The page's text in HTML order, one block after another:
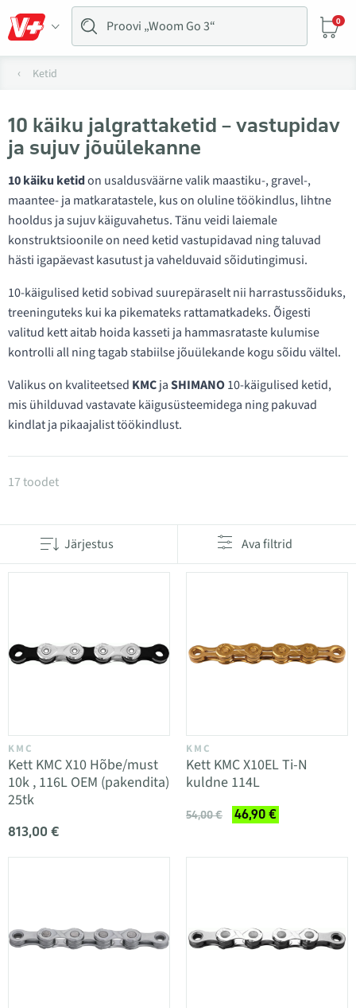
0
Ketid
10 käiku jalgrattaketid – vastupidav
ja sujuv jõuülekanne
10 käiku ketidon usaldusväärne valik maastiku-, gravel-,
maantee- ja matkaratastele, kus on oluline töökindlus, lihtne
hooldus ja sujuv käiguvahetus. Tänu veidi laiemale
konstruktsioonile on need ketid vastupidavad ning taluvad
hästi igapäevast kasutust ja vahelduvaid sõidutingimusi.
10-käigulised ketid sobivad suurepäraselt nii harrastussõiduks,
treeninguteks kui ka pikemateks rattamatkadeks. Õigesti
valitud kett aitab hoida kasseti ja hammasrataste kulumise
kontrolli all ning tagab stabiilse jõuülekande kogu sõidu vältel.
Valikus on kvaliteetsed KMCjaSHIMANO10-käigulised ketid,
mis ühilduvad vastavate käigusüsteemidega ning pakuvad
kindlat ja pikaajalist töökindlust.
Tooted kategoorias 10 käiku ketid
17 toodet
Järjestus Ava filtrid
KMC
Kett KMC X10 Hõbe/must
10k , 116L OEM (pakendita)
25tk
813,00 €
KMC
Kett KMC X10EL Ti-N
kuldne 114L
54,00 € 46,90 €